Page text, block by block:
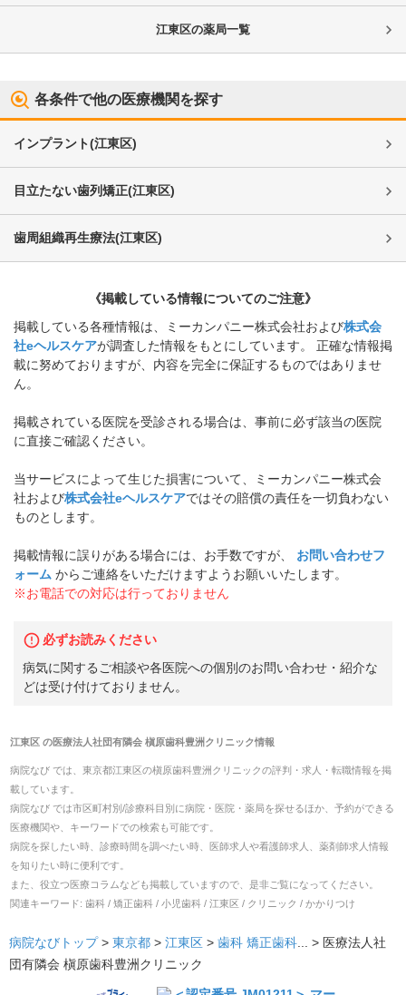
江東区の薬局一覧
各条件で他の医療機関を探す
インプラント(江東区)
目立たない歯列矯正(江東区)
歯周組織再生療法(江東区)
《掲載している情報についてのご注意》
掲載している各種情報は、ミーカンパニー株式会社および株式会
社eヘルスケアが調査した情報をもとにしています。 正確な情報掲
載に努めておりますが、内容を完全に保証するものではありませ
ん。
掲載されている医院を受診される場合は、事前に必ず該当の医院
に直接ご確認ください。
当サービスによって生じた損害について、ミーカンパニー株式会
社および株式会社eヘルスケアではその賠償の責任を一切負わない
ものとします。
掲載情報に誤りがある場合には、お手数ですが、
お問い合わせフ
ォーム からご連絡をいただけますようお願いいたします。
※お電話での対応は行っておりません
必ずお読みください
病気に関するご相談や各医院への個別のお問い合わせ・紹介な
どは受け付けておりません。
江東区の医療法人社団有隣会 槇原歯科豊洲クリニック情報
病院なび では、 東京都江東区の槇原歯科豊洲クリニックの評判・求人・転職情報を掲
載しています。
病院なび では市区町村別/診療科目別に病院・医院・薬局を探せるほか、予約ができる
医療機関や、キーワードでの検索も可能です。
病院を探したい時、診療時間を調べたい時、医師求人や看護師求人、薬剤師求人情報
を知りたい時に便利です。
また、役立つ医療コラムなども掲載していますので、是非ご覧になってください。
関連キーワード: 歯科 / 矯正歯科 / 小児歯科 / 江東区 / クリニック / かかりつけ
病院なびトップ > 東京都 > 江東区 > 歯科 矯正歯科... > 医療法人社
団有隣会 槇原歯科豊洲クリニック